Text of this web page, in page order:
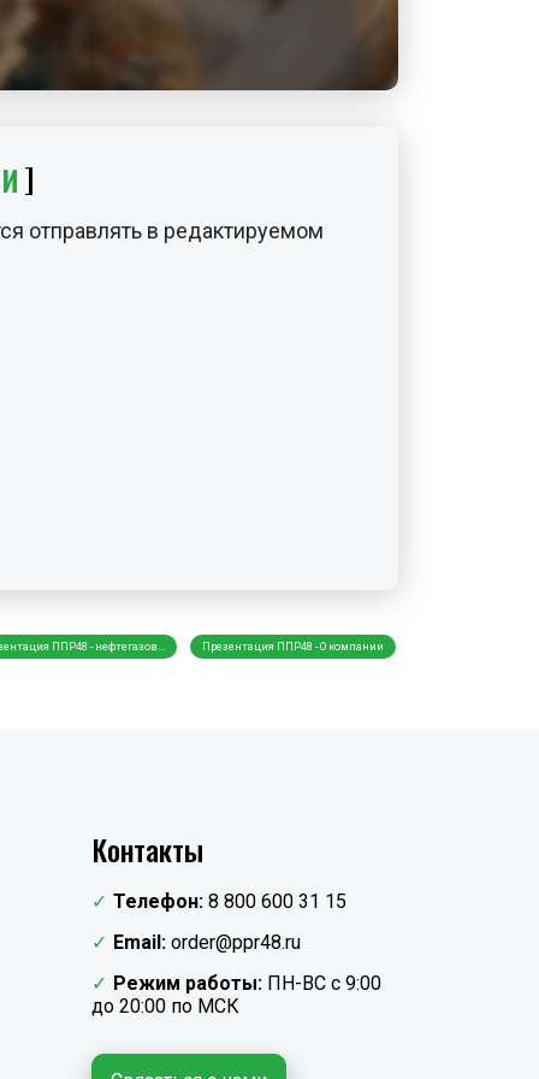
отправлять в редактируемом
ППР48 - нефтегазов... Презентация ППР48 - О компании
Контакты
Телефон: 8 800 600 31 15
Email: order@ppr48.ru
Режим работы: ПН-ВС с 9:00
до 20:00 по МСК